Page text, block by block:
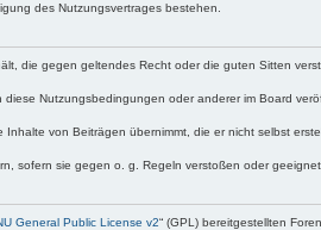
des Nutzungsvertrages bestehen.
die gegen geltendes Recht oder die guten Sitten
Nutzungsbedingungen oder anderer im Board
von Beiträgen übernimmt, die er nicht selbst
sofern sie gegen o. g. Regeln verstoßen oder
General Public License v2“ (GPL) bereitgestellten